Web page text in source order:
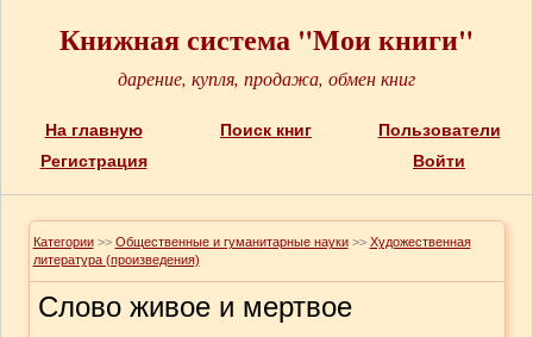
Книжная система "Мои книги"
дарение, купля, продажа, обмен книг
На главную Поиск книг
Пользователи
Регистрация
Войти
Категории >> Общественные и гуманитарные науки >> Художественная
литература (произведения)
Слово живое и мертвое